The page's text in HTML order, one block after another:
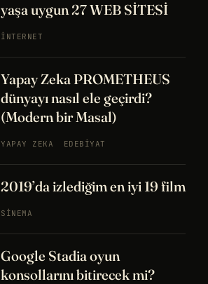
yaşa uygun 27 WEB SİTESİ
İNTERNET
Yapay Zeka PROMETHEUS
dünyayı nasıl ele geçirdi?
(Modern bir Masal)
YAPAY ZEKA EDEBIYAT
2019’da izlediğim en iyi 19 film
SINEMA
Google Stadia oyun
konsollarını bitirecek mi?